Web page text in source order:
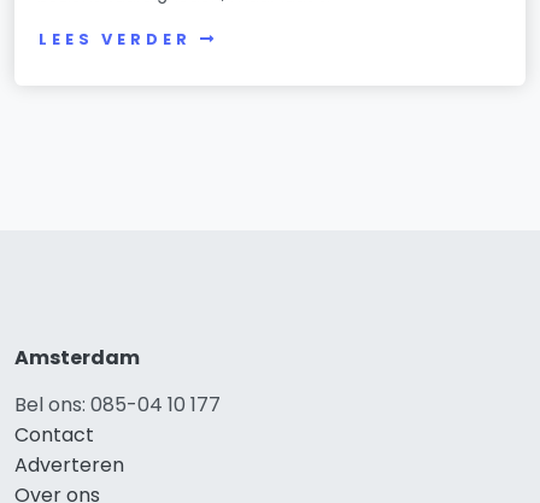
LEES VERDER
Amsterdam
Bel ons: 085-04 10 177
Contact
Adverteren
Over ons